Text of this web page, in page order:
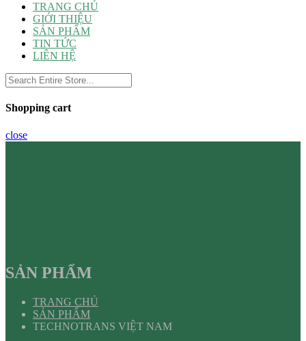
TRANG CHỦ
GIỚI THIỆU
SẢN PHẨM
TIN TỨC
LIÊN HỆ
Shopping cart
close
SẢN PHẨM
TRANG CHỦ
SẢN PHẨM
TECHNOTRANS VIỆT NAM